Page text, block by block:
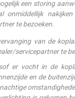
een storing
onmiddellijk
te bezoeken.
van de
servicepartner te
er vocht in de
en de